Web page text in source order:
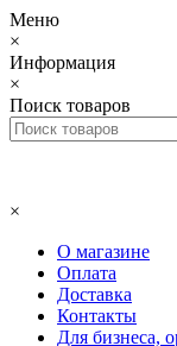
Меню
×
Информация
×
Поиск товаров
×
О магазине
Оплата
Доставка
Контакты
Для бизнеса,